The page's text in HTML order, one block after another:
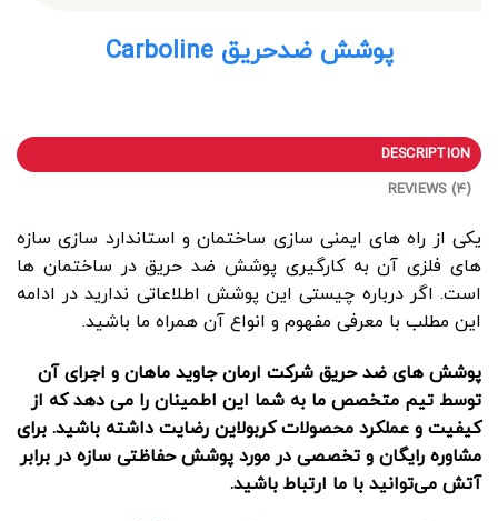
پوشش ضدحریق Carboline
DESCRIPTION
REVIEWS (4)
یکی از راه های ایمنی سازی ساختمان و استاندارد سازی سازه
های فلزی آن به کارگیری پوشش ضد حریق در ساختمان ها
است. اگر درباره چیستی این پوشش اطلاعاتی ندارید در ادامه
این مطلب با معرفی مفهوم و انواع آن همراه ما باشید.
پوشش های ضد حریق شرکت ارمان جاوید ماهان و اجرای آن
توسط تیم متخصص ما به شما این اطمینان را می دهد که از
کیفیت و عملکرد محصولات کربولاین رضایت داشته باشید. برای
مشاوره رایگان و تخصصی در مورد پوشش حفاظتی سازه در برابر
آتش می‌توانید با ما ارتباط باشید.